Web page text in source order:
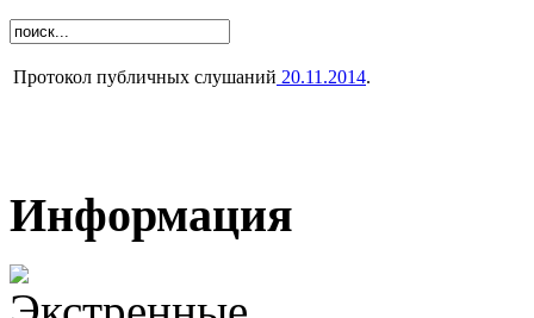
Протокол публичных слушаний 20.11.2014.
Информация